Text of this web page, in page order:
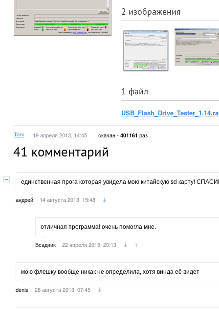
2 изображения
1 файл
Torx 19 апреля 2013, 14:45 скачан - 401161 раз
41 комментарий
единственная прога которая увидела мою китайскую sd карту!
андрей 14 августа 2013, 15:48
отличная программа! очень помогла мне.
Всадник 22 апреля 2015, 20:13 ↑
мою флешку вообще никак не определила, хотя винда её видет
denis 28 августа 2013, 07:45